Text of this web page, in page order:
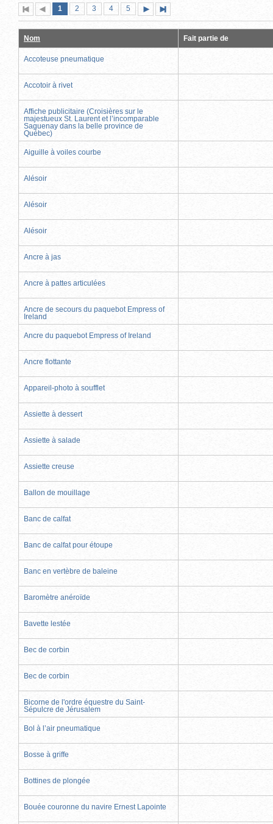
Première
page
Page
précédente
Page
1 (page
actuelle)
Page
2 Page
3 Page
4 Page
5
suivante
page
Nom Fait partie de
Accoteuse pneumatique
Accotoir à rivet
Affiche publicitaire (Croisières sur le
majestueux St. Laurent et l’incomparable
Saguenay dans la belle province de
Québec)
Aiguille à voiles courbe
Alésoir
Alésoir
Alésoir
Ancre à jas
Ancre à pattes articulées
Ancre de secours du paquebot Empress of
Ireland
Ancre du paquebot Empress of Ireland
Ancre flottante
Appareil-photo à soufflet
Assiette à dessert
Assiette à salade
Assiette creuse
Ballon de mouillage
Banc de calfat
Banc de calfat pour étoupe
Banc en vertèbre de baleine
Baromètre anéroïde
Bavette lestée
Bec de corbin
Bec de corbin
Bicorne de l'ordre équestre du Saint-
Sépulcre de Jérusalem
Bol à l’air pneumatique
Bosse à griffe
Bottines de plongée
Bouée couronne du navire Ernest Lapointe